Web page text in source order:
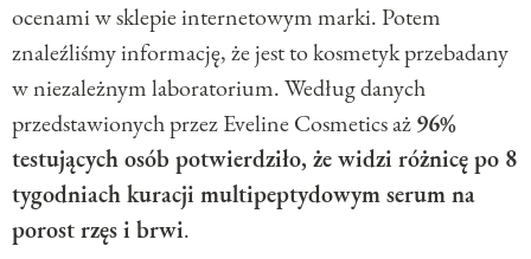
ocenami w sklepie internetowym marki. Potem
znaleźliśmy informację, że jest to kosmetyk przebadany
w niezależnym laboratorium. Według danych
przedstawionych przez Eveline Cosmetics aż96%
testujących osób potwierdziło, że widzi różnicę po 8
tygodniach kuracji multipeptydowym serum na
porost rzęs i brwi.